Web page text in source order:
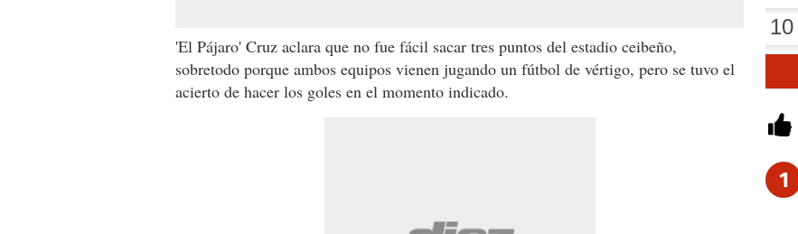
'El Pájaro' Cruz aclara que no fue fácil sacar tres puntos del estadio ceibeño,
sobretodo porque ambos equipos vienen jugando un fútbol de vértigo, pero se tuvo el
acierto de hacer los goles en el momento indicado.
1